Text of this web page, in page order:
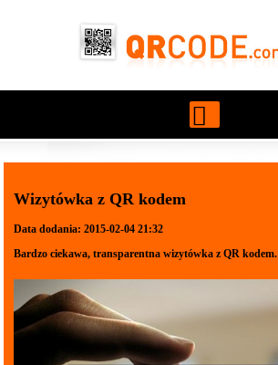
Wizytówka z QR kodem
Data dodania: 2015-02-04 21:32
Bardzo ciekawa, transparentna wizytówka z QR kodem.